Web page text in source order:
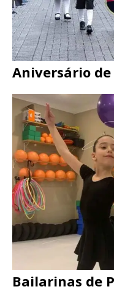
Aniversário
Bailarinas de